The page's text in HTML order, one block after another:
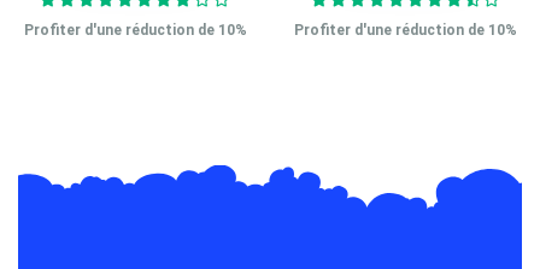
Profiter d'une réduction de 10% Profiter d'une réduction de 10%